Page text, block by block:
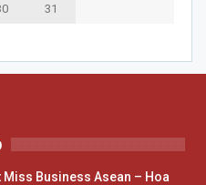
31
Business Asean – Hoa